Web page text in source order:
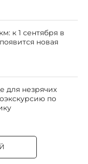
к 1 сентября в
новая
для незрячих
по